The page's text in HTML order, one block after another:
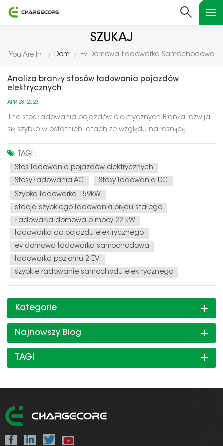
SZUKAJ
You Are In: / Dom / Ev Domowa Ładowarka Samochodowa
Analiza branży stosów ładowania pojazdów
elektrycznych
APR 28, 2023
The stos ładowania pojazdów elektrycznych Branża rozwija
się szybko w ostatnich latach ze względu na rosnącą
zapotrzebowanie na niezawodną i dostępną infrastrukturę
ładowania. Oto kilka kluczowych czynników i trendów w
branży: Polityka rządu: polity...
TAGI :
Stos ładowania pojazdów elektrycznych
Stosy ładowania AC
Stosy ładowania DC
Szybka ładowarka 159kW
stacja szybkiego ładowania prądu stałego
Ładowarka domowa o mocy 22 kW
ładowarka do pojazdu elektrycznego
ev domowa ładowarka samochodowa
ładowarka poziomu 2 EV
szybkie ładowanie samochodu elektrycznego
Kategorie
Najnowszy Blog
TAGI